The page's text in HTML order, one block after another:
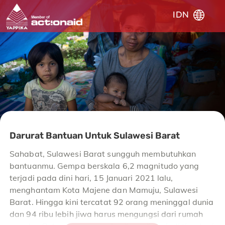
IDN
Darurat Bantuan Untuk Sulawesi Barat
Sahabat, Sulawesi Barat sungguh membutuhkan
bantuanmu. Gempa berskala 6,2 magnitudo yang
terjadi pada dini hari, 15 Januari 2021 lalu,
menghantam Kota Majene dan Mamuju, Sulawesi
Barat. Hingga kini tercatat 92 orang meninggal dunia
dan 94 ribu lebih jiwa harus mengungsi dari rumah